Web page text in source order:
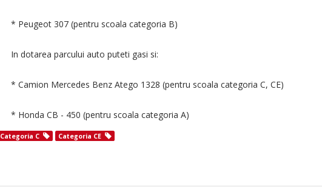
* Peugeot 307 (pentru scoala categoria B)
In dotarea parcului auto puteti gasi si:
* Camion Mercedes Benz Atego 1328 (pentru scoala categoria C, CE)
* Honda CB - 450 (pentru scoala categoria A)
Categoria C Categoria CE